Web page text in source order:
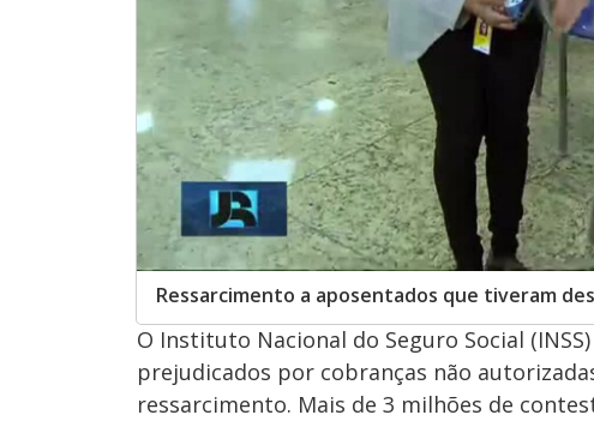
Ressarcimento a aposentados que tiveram
O Instituto Nacional do Seguro Social
prejudicados por cobranças não
ressarcimento. Mais de 3 milhões de